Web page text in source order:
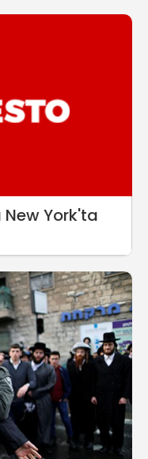
New York'ta